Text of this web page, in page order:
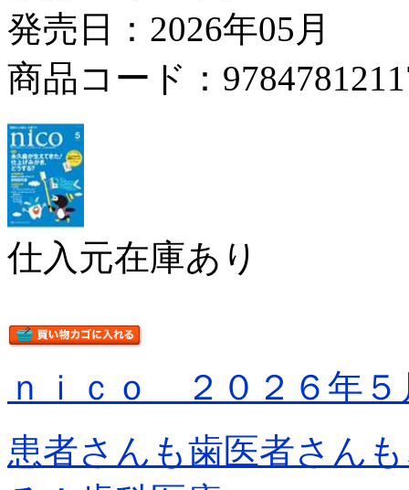
発売日：2026年05月
商品コード：
仕入元在庫あり
ｎｉｃｏ ２０２６年５
患者さんも歯医者さん